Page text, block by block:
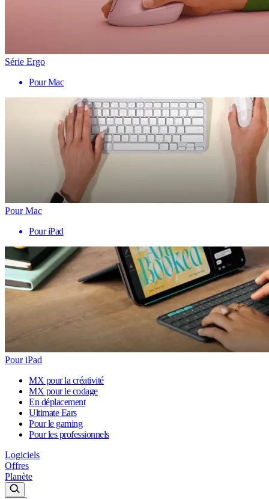
Série Ergo
Pour Mac
Pour Mac
Pour iPad
Pour iPad
MX pour la créativité
MX pour le codage
En déplacement
Ultimate Ears
Pour le gaming
Pour les professionnels
Logiciels
Offres
Planète